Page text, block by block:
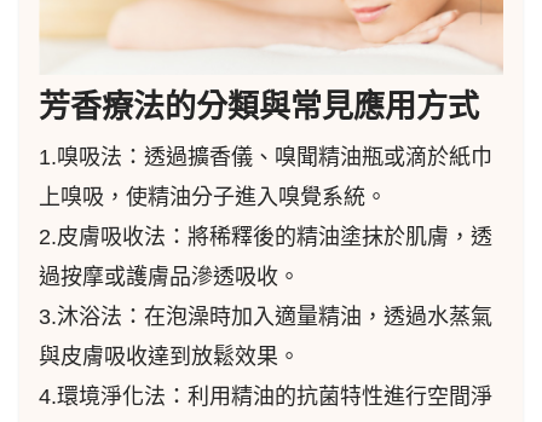
芳香療法的分類與常見應用方式
1.嗅吸法：透過擴香儀、嗅聞精油瓶或滴於紙巾
上嗅吸，使精油分子進入嗅覺系統。
2.皮膚吸收法：將稀釋後的精油塗抹於肌膚，透
過按摩或護膚品滲透吸收。
3.沐浴法：在泡澡時加入適量精油，透過水蒸氣
與皮膚吸收達到放鬆效果。
4.環境淨化法：利用精油的抗菌特性進行空間淨